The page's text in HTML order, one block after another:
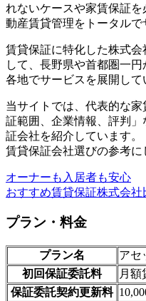
れないケースや家賃保証
動産賃貸管理をトータルで
賃貸保証に特化した株式
して、長野県や首都圏一
各地でサービスを展開して
当サイトでは、代表的な
証範囲、企業情報、評判
証会社を紹介しています。
賃貸保証会社選びの参考に
オーナーも入居者も安心
おすすめ賃貸保証株式会社
プラン・料金
プラン名
アセ
初回保証委託料
月額
保証委託契約更新料